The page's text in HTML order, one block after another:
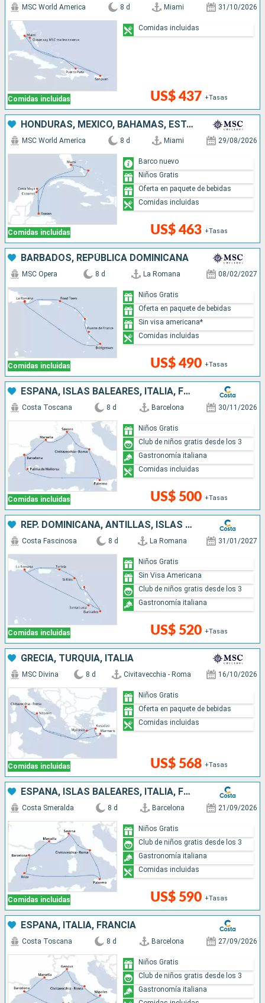
Comidas incluidas
MSC World America 8 d Miami 31/10/2026
US$ 437 +Tasas
Comidas incluidas
HONDURAS, MÉXICO, BAHAMAS, ESTADOS UNIDOS
Comidas incluidas
MSC World America 8 d Miami 29/08/2026
US$ 463 +Tasas
Barco nuevo
Niños Gratis
Oferta en paquete de bebidas
Comidas incluidas
BARBADOS, REPÚBLICA DOMINICANA
Comidas incluidas
MSC Opera 8 d La Romana 08/02/2027
US$ 490 +Tasas
Niños Gratis
Oferta en paquete de bebidas
Sin visa americana*
Comidas incluidas
ESPAÑA, ISLAS BALEARES, ITALIA, FRANCIA
Comidas incluidas
Costa Toscana 8 d Barcelona 30/11/2026
US$ 500 +Tasas
Niños Gratis
Club de niños gratis desde los 3
Gastronomía italiana
Comidas incluidas
REP. DOMINICANA, ANTILLAS, ISLAS VÍRGENES
Comidas incluidas
Costa Fascinosa 8 d La Romana 31/01/2027
US$ 520 +Tasas
Niños Gratis
Sin Visa Americana
Club de niños gratis desde los 3
Gastronomía italiana
GRECIA, TURQUÍA, ITALIA
Comidas incluidas
MSC Divina 8 d Civitavecchia - Roma 16/10/2026
US$ 568 +Tasas
Niños Gratis
Oferta en paquete de bebidas
Comidas incluidas
ESPAÑA, ISLAS BALEARES, ITALIA, FRANCIA
Comidas incluidas
Costa Smeralda 8 d Barcelona 21/09/2026
US$ 590 +Tasas
Niños Gratis
Club de niños gratis desde los 3
Gastronomía italiana
Comidas incluidas
ESPAÑA, ITALIA, FRANCIA
Costa Toscana 8 d Barcelona 27/09/2026
Niños Gratis
Club de niños gratis desde los 3
Gastronomía italiana